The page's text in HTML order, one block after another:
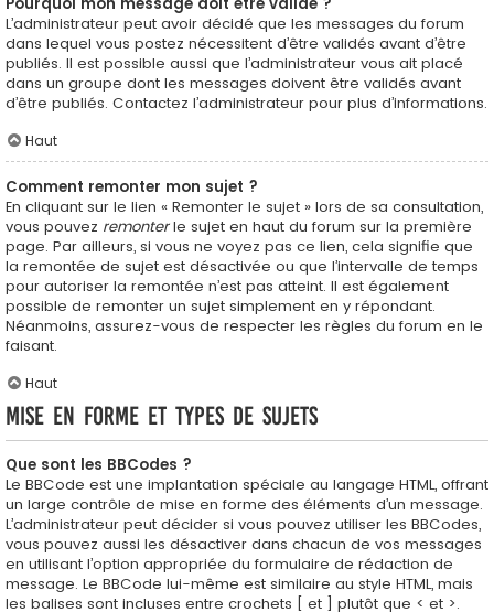
L’administrateur peut avoir décidé que les messages du forum
dans lequel vous postez nécessitent d’être validés avant d’être
publiés. Il est possible aussi que l’administrateur vous ait placé
dans un groupe dont les messages doivent être validés avant
d’être publiés. Contactez l’administrateur pour plus d’informations.
Haut
Comment remonter mon sujet ?
En cliquant sur le lien « Remonter le sujet » lors de sa consultation,
vous pouvez remonterle sujet en haut du forum sur la première
page. Par ailleurs, si vous ne voyez pas ce lien, cela signifie que
la remontée de sujet est désactivée ou que l’intervalle de temps
pour autoriser la remontée n’est pas atteint. Il est également
possible de remonter un sujet simplement en y répondant.
Néanmoins, assurez-vous de respecter les règles du forum en le
faisant.
Haut
Mise en forme et types de sujets
Que sont les BBCodes ?
Le BBCode est une implantation spéciale au langage HTML, offrant
un large contrôle de mise en forme des éléments d’un message.
L’administrateur peut décider si vous pouvez utiliser les BBCodes,
vous pouvez aussi les désactiver dans chacun de vos messages
en utilisant l’option appropriée du formulaire de rédaction de
message. Le BBCode lui-même est similaire au style HTML, mais
les balises sont incluses entre crochets [ et ] plutôt que < et >.